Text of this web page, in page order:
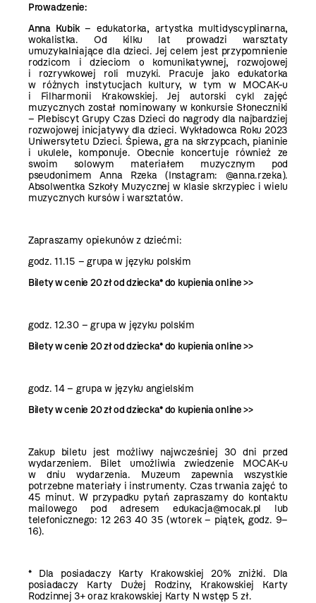
Prowadzenie:
Anna Kubik– edukatorka, artystka multidyscyplinarna,
wokalistka. Od kilku lat prowadzi warsztaty
umuzykalniające dla dzieci. Jej celem jest przypomnienie
rodzicom i dzieciom o komunikatywnej, rozwojowej
i rozrywkowej roli muzyki. Pracuje jako edukatorka
w różnych instytucjach kultury, w tym w MOCAK-u
i Filharmonii Krakowskiej. Jej autorski cykl zajęć
muzycznych został nominowany w konkursie Słoneczniki
– Plebiscyt Grupy Czas Dzieci do nagrody dla najbardziej
rozwojowej inicjatywy dla dzieci. Wykładowca Roku 2023
Uniwersytetu Dzieci. Śpiewa, gra na skrzypcach, pianinie
i ukulele, komponuje. Obecnie koncertuje również ze
swoim solowym materiałem muzycznym pod
pseudonimem Anna Rzeka (Instagram: @anna.rzeka).
Absolwentka Szkoły Muzycznej w klasie skrzypiec i wielu
muzycznych kursów i warsztatów.
Zapraszamy opiekunów z dziećmi:
godz. 11.15 – grupa w języku polskim
Bilety w cenie 20 zł od dziecka* do kupieniaonline >>
godz. 12.30 – grupa w języku polskim
Bilety w cenie 20 zł od dziecka* do kupieniaonline >>
godz. 14 – grupa w języku angielskim
Bilety w cenie 20 zł od dziecka* do kupieniaonline >>
Zakup biletu jest możliwy najwcześniej 30 dni przed
wydarzeniem. Bilet umożliwia zwiedzenie MOCAK-u
w dniu wydarzenia. Muzeum zapewnia wszystkie
potrzebne materiały i instrumenty. Czas trwania zajęć to
45 minut. W przypadku pytań zapraszamy do kontaktu
mailowego pod adresem edukacja@mocak.pl lub
telefonicznego: 12 263 40 35 (wtorek – piątek, godz. 9–
16).
* Dla posiadaczy Karty Krakowskiej 20% zniżki. Dla
posiadaczy Karty Dużej Rodziny, Krakowskiej Karty
Rodzinnej 3+ oraz krakowskiej Karty N wstęp 5 zł.